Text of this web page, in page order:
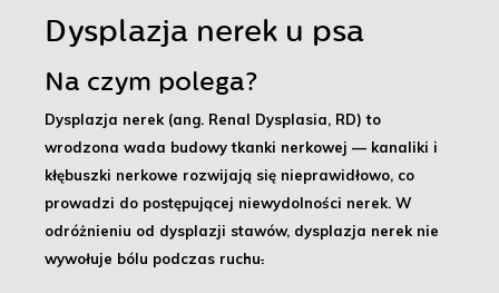
Dysplazja nerek u psa
Na czym polega?
Dysplazja nerek (ang. Renal Dysplasia, RD) to
wrodzona wada budowy tkanki nerkowej — kanaliki i
kłębuszki nerkowe rozwijają się nieprawidłowo, co
prowadzi do postępującej niewydolności nerek. W
odróżnieniu od dysplazji stawów, dysplazja nerek nie
wywołuje bólu podczas ruchu.